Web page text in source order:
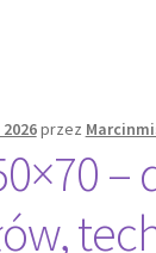
przez
–